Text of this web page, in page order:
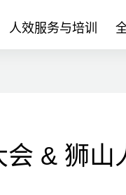
人效服务与培训
& 狮山